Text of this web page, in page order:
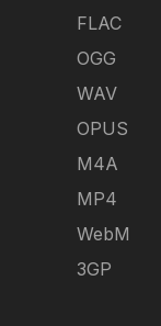
FLAC
OGG
WAV
OPUS
M4A
MP4
WebM
3GP